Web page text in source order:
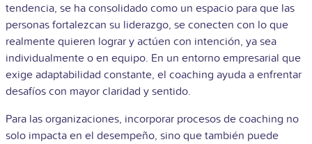
tendencia, se ha consolidado como un espacio para que las
personas fortalezcan su liderazgo, se conecten con lo que
realmente quieren lograr y actúen con intención, ya sea
individualmente o en equipo. En un entorno empresarial que
exige adaptabilidad constante, el coaching ayuda a enfrentar
desafíos con mayor claridad y sentido.
Para las organizaciones, incorporar procesos de coaching no
solo impacta en el desempeño, sino que también puede